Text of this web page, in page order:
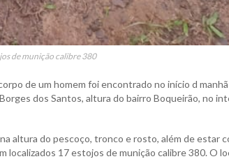
de munição calibre 380
de um homem foi encontrado no início d
dos Santos, altura do bairro Boqueirão, no
altura do pescoço, tronco e rosto, além de estar
localizados 17 estojos de munição calibre 380. O